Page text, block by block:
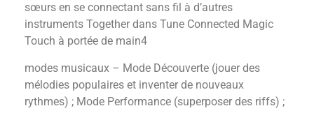
sœurs en se connectant sans fil à d’autres
instruments Together dans Tune Connected Magic
Touch à portée de main4
modes musicaux – Mode Découverte (jouer des
mélodies populaires et inventer de nouveaux
rythmes) ; Mode Performance (superposer des riffs) ;